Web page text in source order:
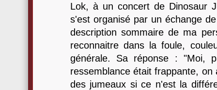
Lok, à un concert de Dinosaur
s'est organisé par un échange
description sommaire de ma
reconnaitre dans la foule,
générale. Sa réponse : "Moi,
ressemblance était frappante,
des jumeaux si ce n'est la